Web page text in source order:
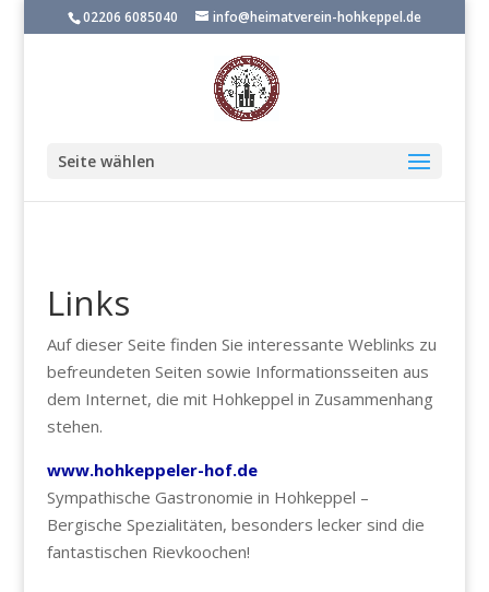
02206 6085040 info@heimatverein-hohkeppel.de
Seite wählen
Links
Auf dieser Seite finden Sie interessante Weblinks zu
befreundeten Seiten sowie Informationsseiten aus
dem Internet, die mit Hohkeppel in Zusammenhang
stehen.
www.hohkeppeler-hof.de
Sympathische Gastronomie in Hohkeppel –
Bergische Spezialitäten, besonders lecker sind die
fantastischen Rievkoochen!